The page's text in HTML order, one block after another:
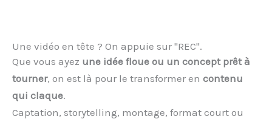
Une vidéo en tête ? On appuie sur "REC".
Que vous ayez une idée floue ou un concept prêt à
tourner, on est là pour le transformer en contenu
qui claque.
Captation, storytelling, montage, format court ou